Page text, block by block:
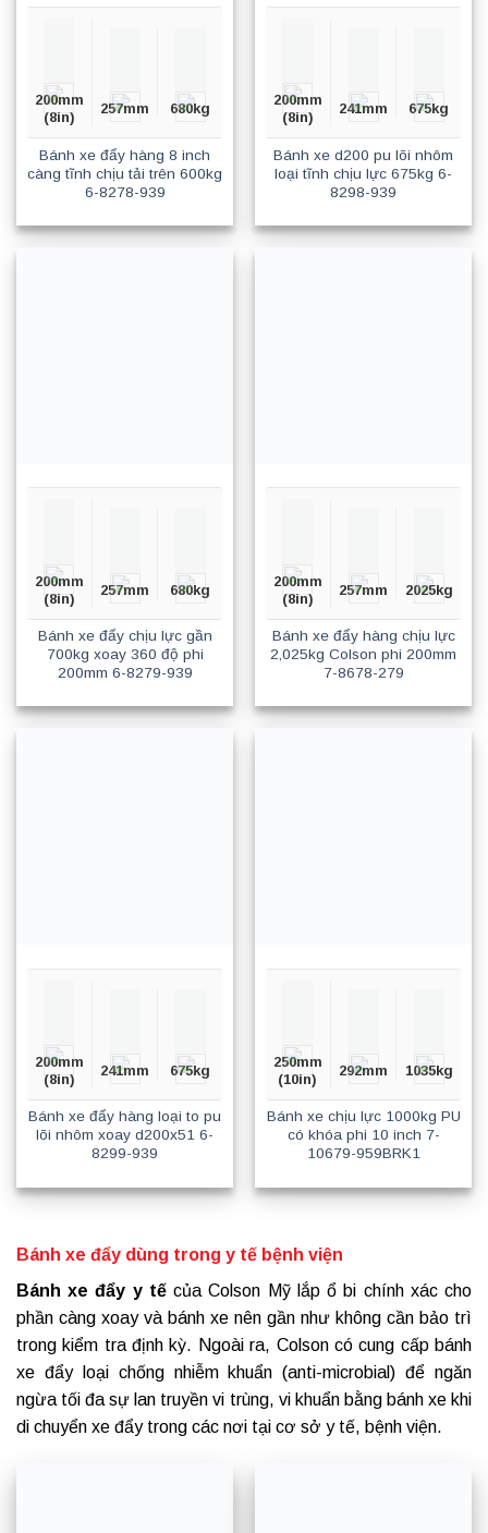
200mm
(8in)
257mm 680kg
Bánh xe đẩy hàng 8 inch
càng tĩnh chịu tải trên 600kg
6-8278-939
200mm
(8in)
241mm 675kg
Bánh xe d200 pu lõi nhôm
loại tĩnh chịu lực 675kg 6-
8298-939
200mm
(8in)
257mm 680kg
Bánh xe đẩy chịu lực gần
700kg xoay 360 độ phi
200mm 6-8279-939
200mm
(8in)
257mm 2025kg
Bánh xe đẩy hàng chịu lực
2,025kg Colson phi 200mm
7-8678-279
200mm
(8in)
241mm 675kg
Bánh xe đẩy hàng loại to pu
lõi nhôm xoay d200x51 6-
8299-939
250mm
(10in)
292mm 1035kg
Bánh xe chịu lực 1000kg PU
có khóa phi 10 inch 7-
10679-959BRK1
Bánh xe đẩy dùng trong y tế bệnh viện
Bánh xe đẩy y tếcủa Colson Mỹ lắp ổ bi chính xác cho
phần càng xoay và bánh xe nên gần như không cần bảo trì
trong kiểm tra định kỳ. Ngoài ra, Colson có cung cấp bánh
xe đẩy loại chống nhiễm khuẩn (anti-microbial) để ngăn
ngừa tối đa sự lan truyền vi trùng, vi khuẩn bằng bánh xe khi
di chuyển xe đẩy trong các nơi tại cơ sở y tế, bệnh viện.